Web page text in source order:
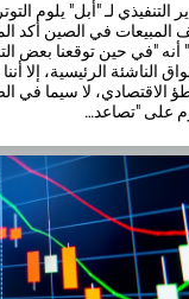
التنفيذي لـ "أبل" يلوم
في الصين أكد
أنه "في حين توقعنا بعض
الناشئة الرئيسية، إلا
الاقتصادي، لا سيما في
على "تصاعد…